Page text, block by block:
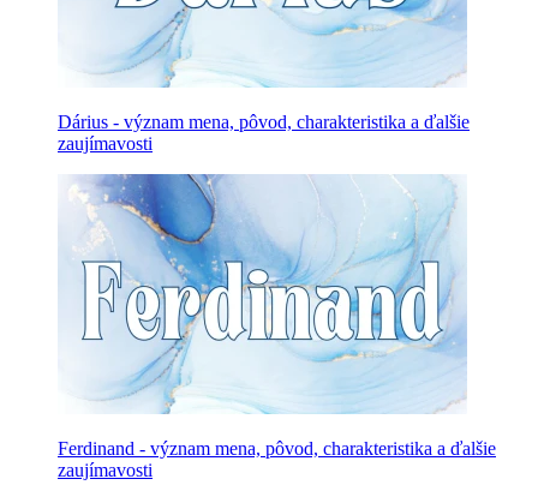
Dárius - význam mena, pôvod, charakteristika a ďalšie
zaujímavosti
Ferdinand - význam mena, pôvod, charakteristika a ďalšie
zaujímavosti